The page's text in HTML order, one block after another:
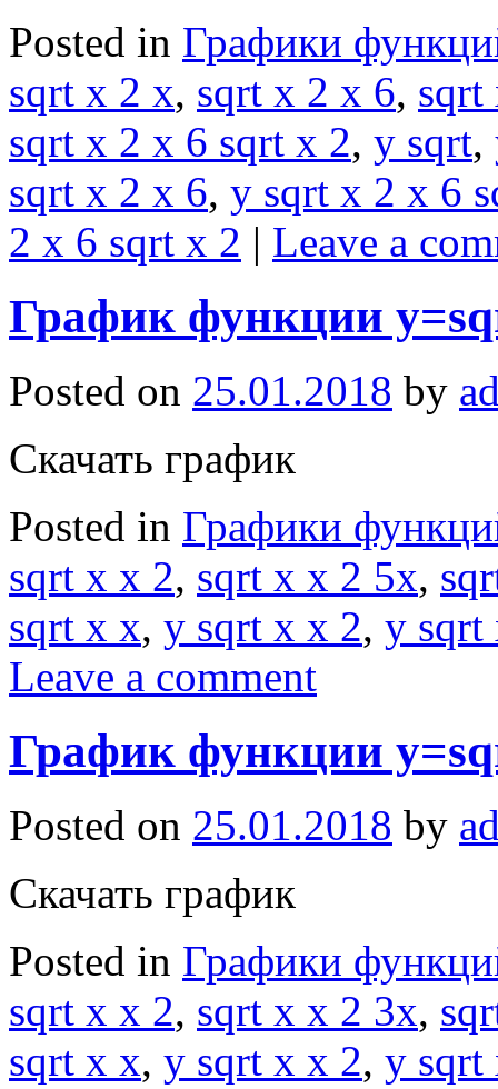
Posted in Графики
sqrt x 2 x, sqrt x 2 x 6, sqrt
sqrt x 2 x 6 sqrt x 2, y sqrt,
sqrt x 2 x 6, y sqrt x 2 x 6
2 x 6 sqrt x 2 | Leave a
График функции
Posted on 25.01.2018 by
Скачать график
Posted in Графики
sqrt x x 2, sqrt x x 2 5x,
sqrt x x, y sqrt x x 2, y sqrt
Leave a comment
График функции
Posted on 25.01.2018 by
Скачать график
Posted in Графики
sqrt x x 2, sqrt x x 2 3x,
sqrt x x, y sqrt x x 2, y sqrt